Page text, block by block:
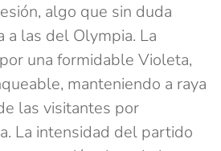
algo que sin duda
a las del Olympia. La
una formidable Violeta,
manteniendo a raya
las visitantes por
La intensidad del partido